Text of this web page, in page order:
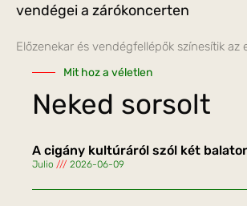
vendégei a zárókoncerten
Előzenekar és vendégfellépők színesítik az
Mit hoz a véletlen
Neked sorsolt
A cigány kultúráról szól két
Julio 2026-06-09